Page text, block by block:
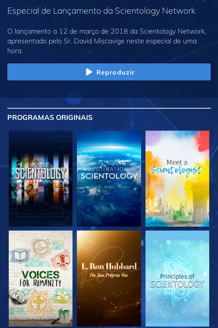
Especial de Lançamento da Scientology Network
O lançamento a 12 de março de 2018 da Scientology Network,
apresentado pelo Sr. David Miscavige neste especial de uma
hora.
Reproduzir
PROGRAMAS ORIGINAIS
EXPLORE A SÉRIE EXPLORE A SÉRIE EXPLORE A SÉRIE